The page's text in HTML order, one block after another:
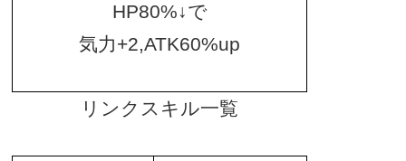
HP80%↓で
気力+2,ATK60%up
リンクスキル一覧